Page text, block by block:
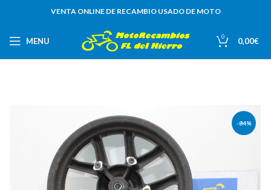
VENTA ONLINE DE RECAMBIO USADO DE MOTO
MENU 0 0,00€
-84%